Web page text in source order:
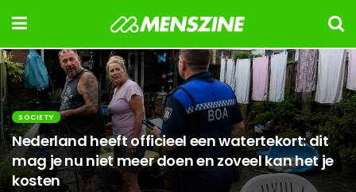
SOCIETY
Nederland heeft officieel een watertekort: dit
mag je nu niet meer doen en zoveel kan het je
kosten